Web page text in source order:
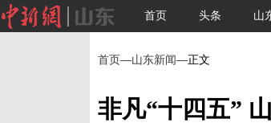
首页 头条 山
首页—山东新闻—正文
非凡“十四五”